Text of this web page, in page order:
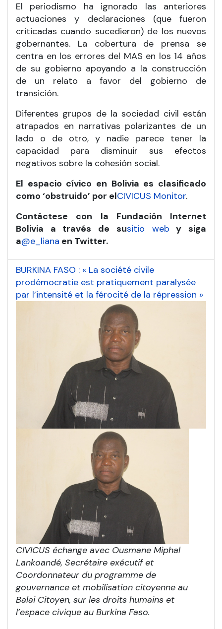
El periodismo ha ignorado las anteriores
actuaciones y declaraciones (que fueron
criticadas cuando sucedieron) de los nuevos
gobernantes. La cobertura de prensa se
centra en los errores del MAS en los 14 años
de su gobierno apoyando a la construcción
de un relato a favor del gobierno de
transición.
Diferentes grupos de la sociedad civil están
atrapados en narrativas polarizantes de un
lado o de otro, y nadie parece tener la
capacidad para disminuir sus efectos
negativos sobre la cohesión social.
El espacio cívico en Bolivia es clasificado
como ‘obstruido’ por elCIVICUS Monitor.
Contáctese con la Fundación Internet
Bolivia a través de susitio web y siga
a@e_liana en Twitter.
BURKINA FASO : « La société civile
prodémocratie est pratiquement paralysée
par l’intensité et la férocité de la répression »
CIVICUS échange avec Ousmane Miphal
Lankoandé, Secrétaire exécutif et
Coordonnateur du programme de
gouvernance et mobilisation citoyenne au
Balai Citoyen, sur les droits humains et
l’espace civique au Burkina Faso.